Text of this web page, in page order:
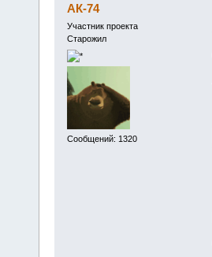
АК-74
Участник проекта
Старожил
Сообщений: 1320